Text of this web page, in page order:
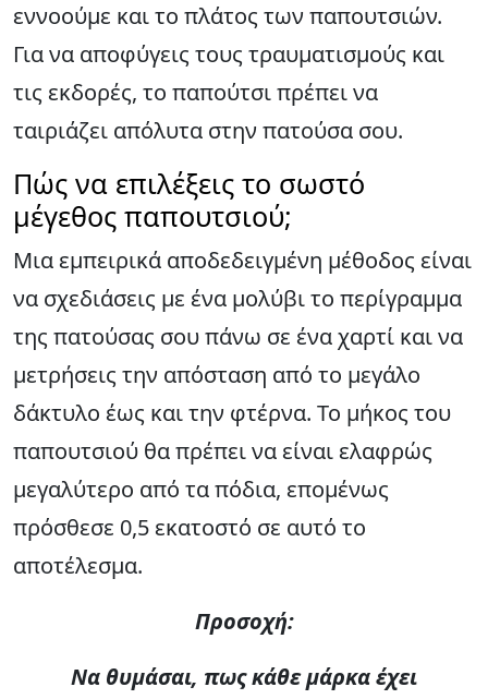
εννοούμε και το πλάτος των παπουτσιών.
Για να αποφύγεις τους τραυματισμούς και
τις εκδορές, το παπούτσι πρέπει να
ταιριάζει απόλυτα στην πατούσα σου.
Πώς να επιλέξεις το σωστό
μέγεθος παπουτσιού;
Μια εμπειρικά αποδεδειγμένη μέθοδος είναι
να σχεδιάσεις με ένα μολύβι το περίγραμμα
της πατούσας σου πάνω σε ένα χαρτί και να
μετρήσεις την απόσταση από το μεγάλο
δάκτυλο έως και την φτέρνα. Το μήκος του
παπουτσιού θα πρέπει να είναι ελαφρώς
μεγαλύτερο από τα πόδια, επομένως
πρόσθεσε 0,5 εκατοστό σε αυτό το
αποτέλεσμα.
Προσοχή:
Να θυμάσαι, πως κάθε μάρκα έχει